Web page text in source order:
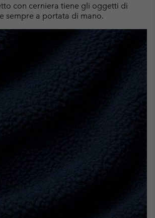
con cerniera tiene gli oggetti di
sempre a portata di mano.